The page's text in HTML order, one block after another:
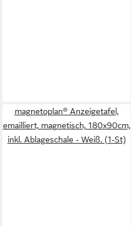
magnetoplan® Anzeigetafel,
emailliert, magnetisch, 180x90cm,
inkl. Ablageschale - Weiß. (1-St)